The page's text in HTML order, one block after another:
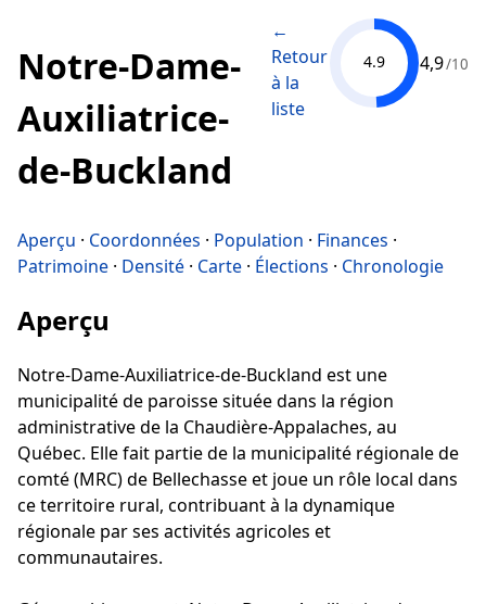
Notre-Dame-
Auxiliatrice-
de-Buckland
←
Retour
à la
liste
4.9 4,9/10
Aperçu · Coordonnées · Population · Finances ·
Patrimoine · Densité · Carte · Élections · Chronologie
Aperçu
Notre-Dame-Auxiliatrice-de-Buckland est une
municipalité de paroisse située dans la région
administrative de la Chaudière-Appalaches, au
Québec. Elle fait partie de la municipalité régionale de
comté (MRC) de Bellechasse et joue un rôle local dans
ce territoire rural, contribuant à la dynamique
régionale par ses activités agricoles et
communautaires.